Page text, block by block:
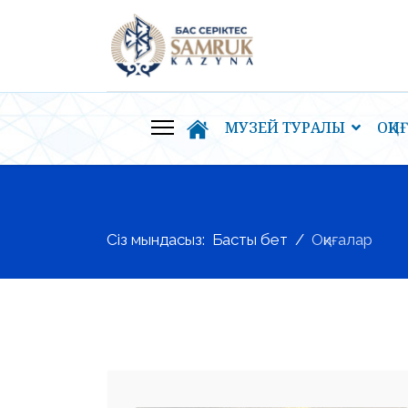
МУЗЕЙ ТУРАЛЫ
Сіз мындасыз: Басты бет Оқиғалар